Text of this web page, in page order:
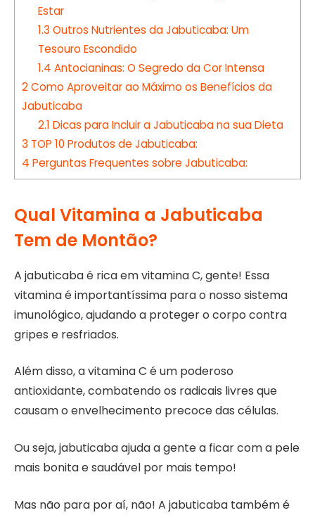
Estar
1.3 Outros Nutrientes da Jabuticaba: Um
Tesouro Escondido
1.4 Antocianinas: O Segredo da Cor Intensa
2Como Aproveitar ao Máximo os Benefícios da
Jabuticaba
2.1 Dicas para Incluir a Jabuticaba na sua Dieta
3 TOP 10 Produtos de Jabuticaba:
4 Perguntas Frequentes sobre Jabuticaba:
Qual Vitamina a Jabuticaba
Tem de Montão?
A jabuticaba é rica em vitamina C, gente! Essa
vitamina é importantíssima para o nosso sistema
imunológico, ajudando a proteger o corpo contra
gripes e resfriados.
Além disso, a vitamina C é um poderoso
antioxidante, combatendo os radicais livres que
causam o envelhecimento precoce das células.
Ou seja, jabuticaba ajuda a gente a ficar com a pele
mais bonita e saudável por mais tempo!
Mas não para por aí, não! A jabuticaba também é